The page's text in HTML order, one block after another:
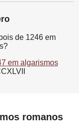
de 1246 em
em algarismos
romanos